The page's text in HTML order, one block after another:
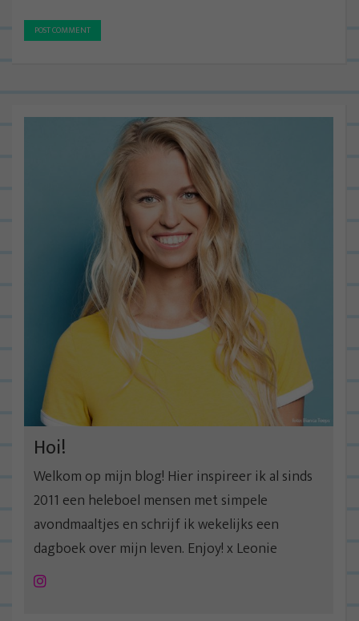
Hoi!
Welkom op mijn blog! Hier inspireer ik al sinds
2011 een heleboel mensen met simpele
avondmaaltjes en schrijf ik wekelijks een
dagboek over mijn leven. Enjoy! x Leonie
Instagram